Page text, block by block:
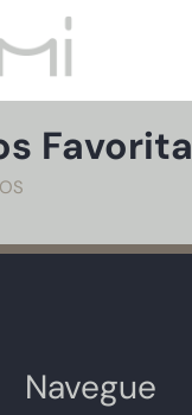
Navegue